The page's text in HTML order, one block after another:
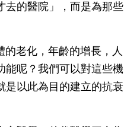
去的醫院」，而是為那些
老化，年齡的增長，人
能呢？我們可以對這些機
是以此為目的建立的抗衰